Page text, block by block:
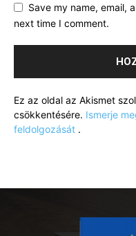
Save my name, email,
next time I comment.
Ez az oldal az Akismet
csökkentésére. Ismerje
feldolgozását .